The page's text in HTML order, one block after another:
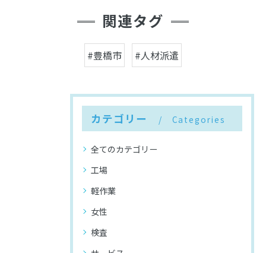
関連タグ
#豊橋市 #人材派遣
カテゴリー Categories
全てのカテゴリー
工場
軽作業
女性
検査